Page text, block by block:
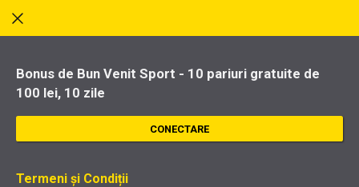
Bonus de Bun Venit Sport - 10 pariuri gratuite de
100 lei, 10 zile
CONECTARE
Termeni și Condiții